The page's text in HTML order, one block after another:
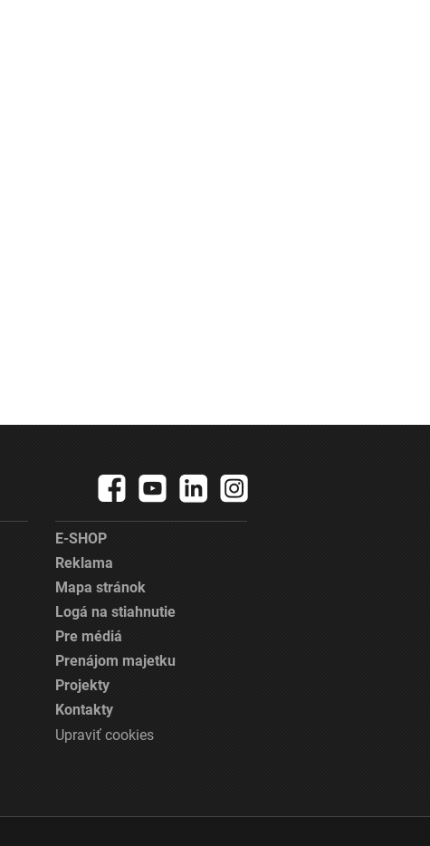
E-SHOP
Reklama
Mapa stránok
Logá na stiahnutie
Pre médiá
Prenájom majetku
Projekty
Kontakty
Upraviť cookies